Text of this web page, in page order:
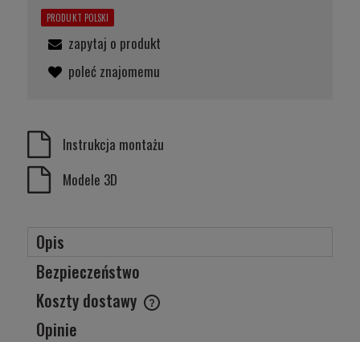
PRODUKT POLSKI
zapytaj o produkt
poleć znajomemu
Instrukcja montażu
Modele 3D
Opis
Bezpieczeństwo
Koszty dostawy
Cena nie zawiera ewentualnych kosztów płatności
Opinie